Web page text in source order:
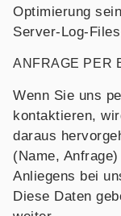
Optimierung
Server-Log-
ANFRAGE PER
Wenn Sie uns
kontaktieren,
daraus
(Name,
Anliegens bei
Diese Daten